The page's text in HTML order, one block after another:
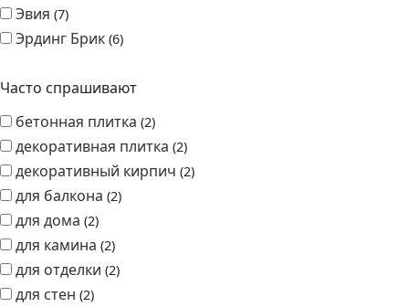
Эвия 7
Эрдинг Брик 6
Часто спрашивают
бетонная плитка 2
декоративная плитка 2
декоративный кирпич 2
для балкона 2
для дома 2
для камина 2
для отделки 2
для стен 2